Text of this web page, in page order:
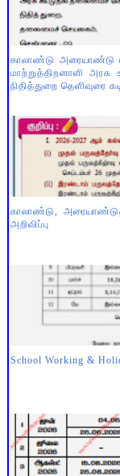
காலாண்டு அரையாண்டு
மாற்றுத்திறனாளி
நிதித்துறை தெளிவுரை
காலாண்டு,
அறிவிப்பு
School Working &